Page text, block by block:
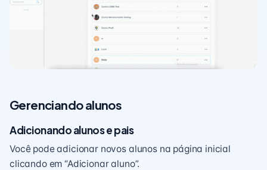
Gerenciando alunos
Adicionando alunos e pais
Você pode adicionar novos alunos na página inicial
clicando em “Adicionar aluno”.